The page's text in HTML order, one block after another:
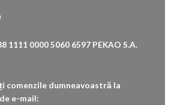
1111 0000 5060 6597 PEKAO S.A.
comenzile dumneavoastră la
e-mail: